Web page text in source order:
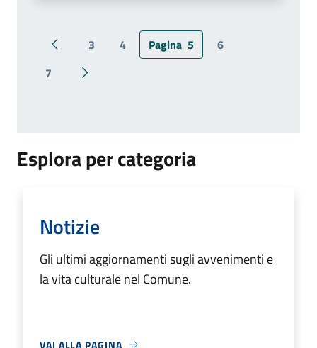
Pagina precedente
3 4 Pagina 5
6
7
Pagina successiva
Esplora per categoria
Notizie
Gli ultimi aggiornamenti sugli avvenimenti e
la vita culturale nel Comune.
VAI ALLA PAGINA